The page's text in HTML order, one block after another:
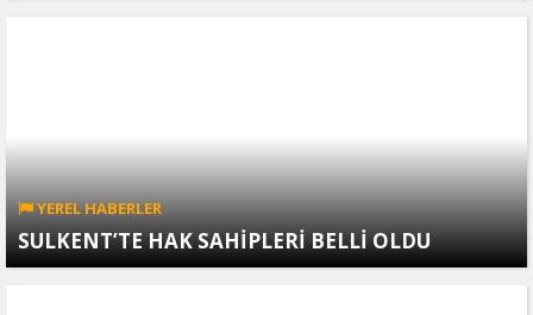
YEREL HABERLER
SULKENT’TE HAK SAHİPLERİ BELLİ OLDU